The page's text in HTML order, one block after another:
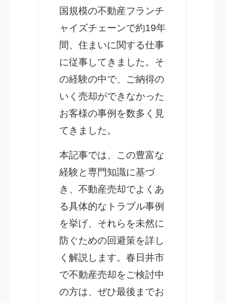
国規模の不動産フランチ
ャイズチェーンで約19年
間、住まいに関する仕事
に従事してきました。そ
の経験の中で、ご納得の
いく売却ができなかった
お客様の事例を数多く見
てきました。
本記事では、この豊富な
経験と専門知識に基づ
き、不動産売却でよくあ
る具体的なトラブル事例
を挙げ、それらを未然に
防ぐための回避策を詳し
く解説します。春日井市
で不動産売却をご検討中
の方は、ぜひ最後までお